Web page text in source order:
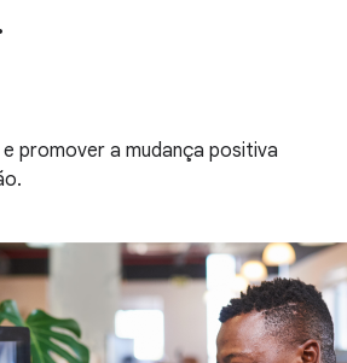
promover a mudança positiva